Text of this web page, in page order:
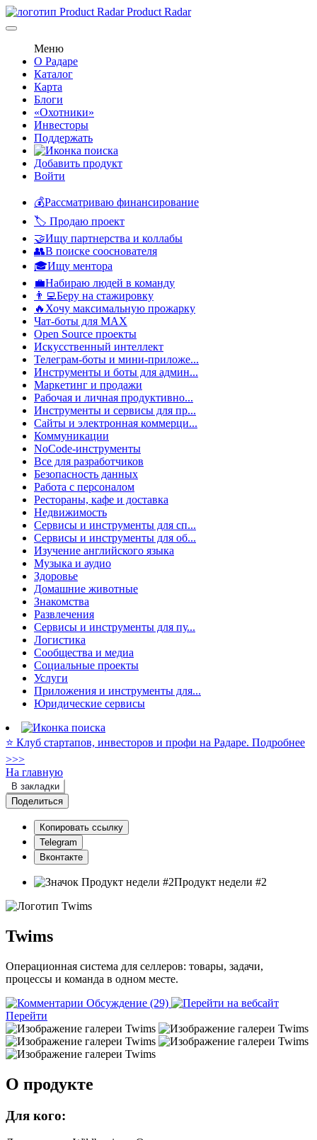
Product Radar
Меню
О Радаре
Каталог
Карта
Блоги
«Охотники»
Инвесторы
Поддержать
Добавить продукт
Войти
💰Рассматриваю финансирование
🏷️ Продаю проект
🤝Ищу партнерства и коллабы
👥В поиске сооснователя
🎓Ищу ментора
💼Набираю людей в команду
👨‍💻Беру на стажировку
🔥Хочу максимальную прожарку
Чат-боты для MAX
Open Source проекты
Искусственный интеллект
Телеграм-боты и мини-приложе...
Инструменты и боты для админ...
Маркетинг и продажи
Рабочая и личная продуктивно...
Инструменты и сервисы для пр...
Сайты и электронная коммерци...
Коммуникации
NoCode-инструменты
Все для разработчиков
Безопасность данных
Работа с персоналом
Рестораны, кафе и доставка
Недвижимость
Сервисы и инструменты для сп...
Сервисы и инструменты для об...
Изучение английского языка
Музыка и аудио
Здоровье
Домашние животные
Знакомства
Развлечения
Сервисы и инструменты для пу...
Логистика
Сообщества и медиа
Социальные проекты
Услуги
Приложения и инструменты для...
Юридические сервисы
⭐️ Клуб стартапов, инвесторов и профи на Радаре. Подробнее
>>>
На главную
В закладки
Поделиться
Копировать ссылку
Telegram
Вконтакте
Продукт недели #2
Twims
Операционная система для селлеров: товары, задачи,
процессы и команда в одном месте.
Обсуждение (29)
Перейти
О продукте
Для кого: